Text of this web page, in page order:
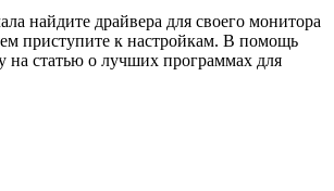
найдите драйвера для своего монитора
приступите к настройкам. В помощь
на статью о лучших программах для